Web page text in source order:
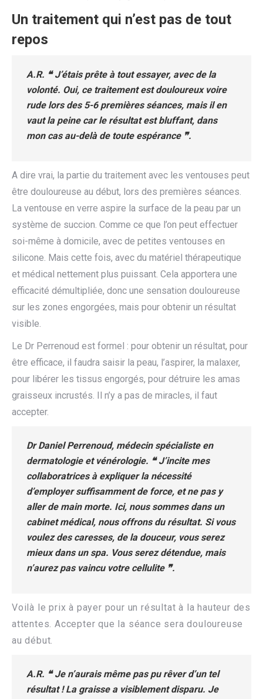
Un traitement qui n’est pas de tout
repos
A.R. ❝ J’étais prête à tout essayer, avec de la
volonté. Oui, ce traitement est douloureux voire
rude lors des 5-6 premières séances, mais il en
vaut la peine car le résultat est bluffant, dans
mon cas au-delà de toute espérance ❞.
A dire vrai, la partie du traitement avec les ventouses peut
être douloureuse au début, lors des premières séances.
La ventouse en verre aspire la surface de la peau par un
système de succion. Comme ce que l’on peut effectuer
soi-même à domicile, avec de petites ventouses en
silicone. Mais cette fois, avec du matériel thérapeutique
et médical nettement plus puissant. Cela apportera une
efficacité démultipliée, donc une sensation douloureuse
sur les zones engorgées, mais pour obtenir un résultat
visible.
Le Dr Perrenoud est formel : pour obtenir un résultat, pour
être efficace, il faudra saisir la peau, l’aspirer, la malaxer,
pour libérer les tissus engorgés, pour détruire les amas
graisseux incrustés. Il n’y a pas de miracles, il faut
accepter.
Dr Daniel Perrenoud, médecin spécialiste en
dermatologie et vénérologie. ❝ J’incite mes
collaboratrices à expliquer la nécessité
d’employer suffisamment de force, et ne pas y
aller de main morte. Ici, nous sommes dans un
cabinet médical, nous offrons du résultat. Si vous
voulez des caresses, de la douceur, vous serez
mieux dans un spa. Vous serez détendue, mais
n’aurez pas vaincu votre cellulite ❞.
Voilà le prix à payer pour un résultat à la hauteur des
attentes. Accepter que la séance sera douloureuse
au début.
A.R. ❝ Je n’aurais même pas pu rêver d’un tel
résultat ! La graisse a visiblement disparu. Je